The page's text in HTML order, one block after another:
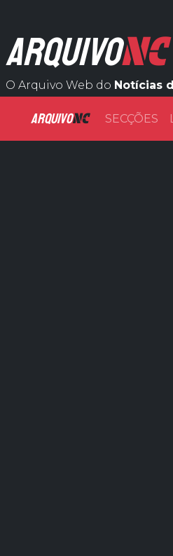
ARQUIVONC
O Arquivo Web do Notícias
ARQUIVONC SECÇÕES